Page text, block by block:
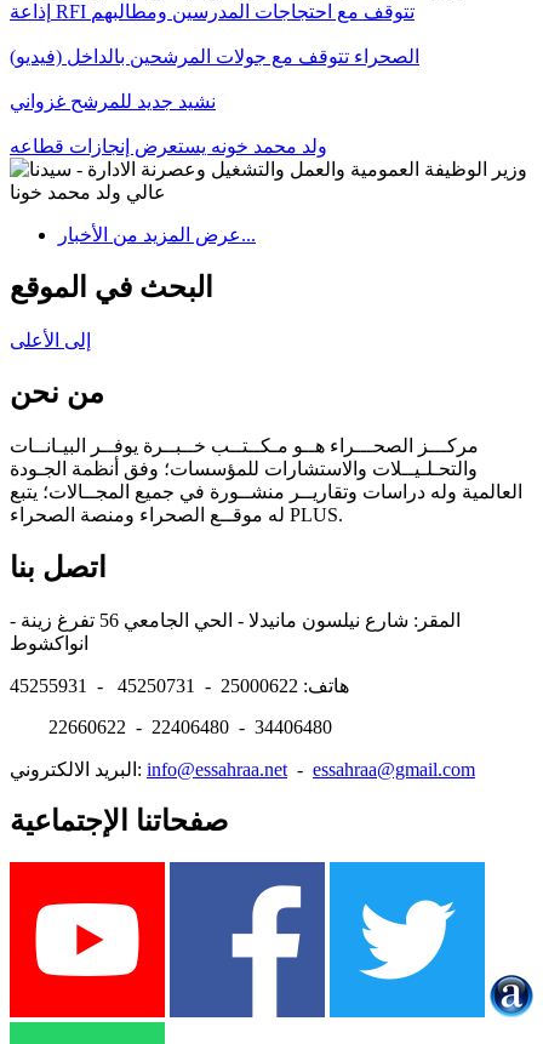
إذاعة RFI تتوقف مع احتجاجات المدرسين ومطالبهم
الصحراء تتوقف مع جولات المرشحين بالداخل (فيديو)
نشيد جديد للمرشح غزواني
ولد محمد خونه يستعرض إنجازات قطاعه
عرض المزيد من الأخبار...
البحث في الموقع
إلى الأعلى
من نحن
مركـــز الصحـــراء هــو مـكــتــب خــبــرة يوفــر البيـانــات
والتحـلـيــلات والاستشارات للمؤسسات؛ وفق أنظمة الجـودة
العالمية وله دراسات وتقاريــر منشــورة في جميع المجــالات؛ يتبع
له موقــع الصحراء ومنصة الصحراء PLUS.
اتصل بنا
المقر: شارع نيلسون مانيدلا - الحي الجامعي 56 تفرغ زينة -
هاتف: 25000622 - 45250731 - 45255931
22660622 - 22406480 - 34406480
البريد الالكتروني: info@essahraa.net - essahraa@gmail.com
صفحاتنا الإجتماعية